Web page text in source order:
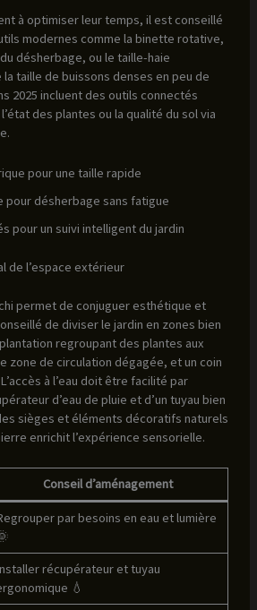
à optimiser leur temps, il est conseillé
modernes comme la binette rotative,
désherbage, ou le taille-haie
taille de buissons denses en peu de
2025 incluent des outils connectés
des plantes ou la qualité du sol via
pour une taille rapide
désherbage sans fatigue
pour un suivi intelligent du jardin
de l’espace extérieur
permet de conjuguer esthétique et
de diviser le jardin en zones bien
regroupant des plantes aux
zone de circulation dégagée, et un coin
à l’eau doit être facilité par
d’eau de pluie et d’un tuyau bien
sièges et éléments décoratifs naturels
enrichit l’expérience sensorielle.
Conseil d’aménagement
par besoins en eau et lumière
récupérateur et tuyau
💧